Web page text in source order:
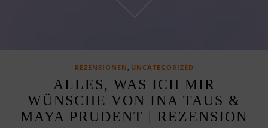
REZENSIONEN , UNCATEGORIZED
ALLES, WAS ICH MIR
WÜNSCHE VON INA TAUS &
MAYA PRUDENT | REZENSION